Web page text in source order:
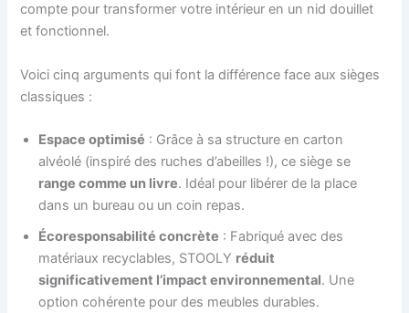
compte pour transformer votre intérieur en un nid douillet
et fonctionnel.
Voici cinq arguments qui font la différence face aux sièges
classiques :
Espace optimisé : Grâce à sa structure en carton
alvéolé (inspiré des ruches d’abeilles !), ce siège se
range comme un livre. Idéal pour libérer de la place
dans un bureau ou un coin repas.
Écoresponsabilité concrète : Fabriqué avec des
matériaux recyclables, STOOLY réduit
significativement l’impact environnemental. Une
option cohérente pour des meubles durables.